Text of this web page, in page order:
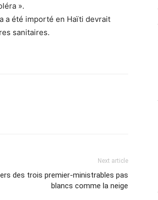
».
a été importé en Haïti devrait
sanitaires.
Next article
des trois premier-ministrables pas
blancs comme la neige